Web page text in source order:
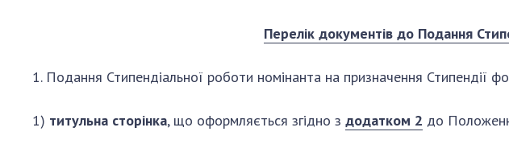
Перелік документів до Подання
1. Подання Стипендіальної роботи номінанта на призначення Стипендії
1) титульна сторінка, що оформляється згідно з додатком 2 до